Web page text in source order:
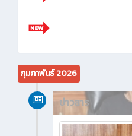
กุมภาพันธ์ 2026
ข่าวสาร